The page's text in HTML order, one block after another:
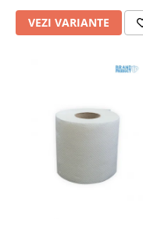
VEZI VARIANTE